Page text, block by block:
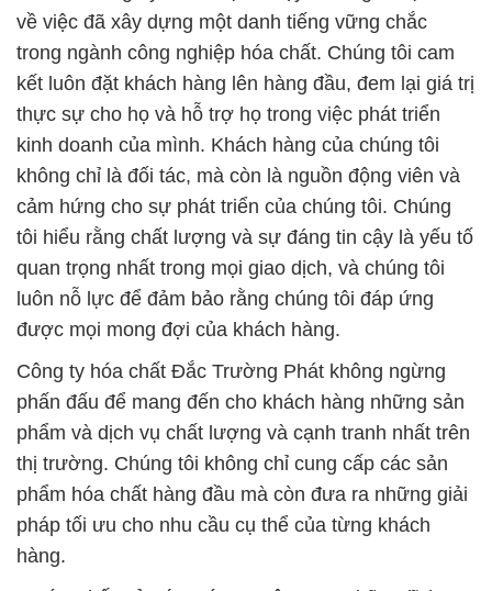
hàng.
**Hóa Chất Xử Lý Nước**: Một trong những lĩnh
vực mà chúng tôi đặc biệt chú trọng là cung cấp các
giải pháp hóa chất cho xử lý nước. Chất lượng
nước là một yếu tố quan trọng trong quá trình sản
xuất và xử lý nước của các công ty và tổ chức.
Chúng tôi hiểu rằng sự ổn định và đáng tin cậy của
quá trình này là chìa khóa để đảm bảo sản phẩm
cuối cùng đạt được chất lượng cao nhất.
Với sự chuyên nghiệp và kiến thức sâu rộng về hóa
chất xử lý nước, chúng tôi đã và đang giúp nhiều
khách hàng đạt được hiệu suất tối ưu trong quá
trình sản xuất và xử lý nước của họ. Chúng tôi cung
cấp một loạt các sản phẩm hóa chất xử lý nước
chất lượng cao, cùng với sự tư vấn và hỗ trợ kỹ
thuật chuyên nghiệp để đảm bảo khách hàng của
chúng tôi luôn có nguồn nước sạch và chất lượng.
Với mục tiêu không ngừng phát triển và cung cấp